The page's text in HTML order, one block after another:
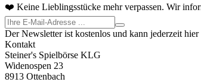
❤️ Keine Lieblingsstücke mehr verpassen. Wir
Der Newsletter ist kostenlos und kann jederzeit
Kontakt
Steiner's Spielbörse KLG
Widenospen 23
8913 Ottenbach